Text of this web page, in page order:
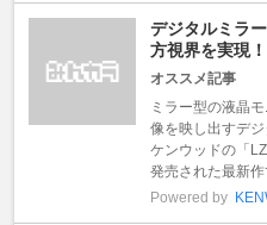
デジタルミラ
方視界を実現！
オススメ記事
ミラー型の液晶
像を映し出すデ
ケンウッドの「
発売された最新作
Powered by